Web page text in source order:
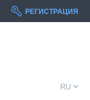
РЕГИСТРАЦИЯ
RU